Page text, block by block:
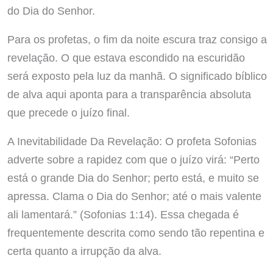
do Dia do Senhor.
Para os profetas, o fim da noite escura traz consigo a
revelação. O que estava escondido na escuridão
será exposto pela luz da manhã. O significado bíblico
de alva aqui aponta para a transparência absoluta
que precede o juízo final.
A Inevitabilidade Da Revelação: O profeta Sofonias
adverte sobre a rapidez com que o juízo virá: “Perto
está o grande Dia do Senhor; perto está, e muito se
apressa. Clama o Dia do Senhor; até o mais valente
ali lamentará.” (Sofonias 1:14). Essa chegada é
frequentemente descrita como sendo tão repentina e
certa quanto a irrupção da alva.